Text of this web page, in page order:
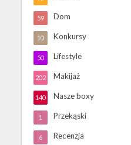
Dom
59
Konkursy
10
Lifestyle
50
Makijaż
202
Nasze boxy
140
Przekąski
1
Recenzja
6